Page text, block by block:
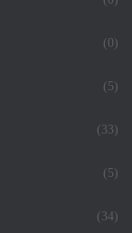
(0)
(5)
(33)
(5)
(34)